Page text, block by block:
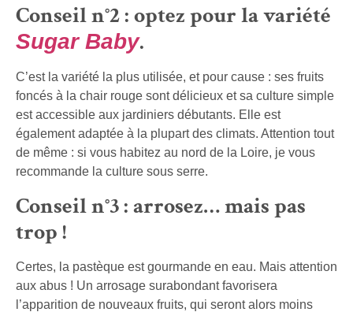
Conseil n°2 : optez pour la variété
Sugar Baby.
C’est la variété la plus utilisée, et pour cause : ses fruits
foncés à la chair rouge sont délicieux et sa culture simple
est accessible aux jardiniers débutants. Elle est
également adaptée à la plupart des climats. Attention tout
de même : si vous habitez au nord de la Loire, je vous
recommande la culture sous serre.
Conseil n°3 : arrosez… mais pas
trop !
Certes, la pastèque est gourmande en eau. Mais attention
aux abus ! Un arrosage surabondant favorisera
l’apparition de nouveaux fruits, qui seront alors moins